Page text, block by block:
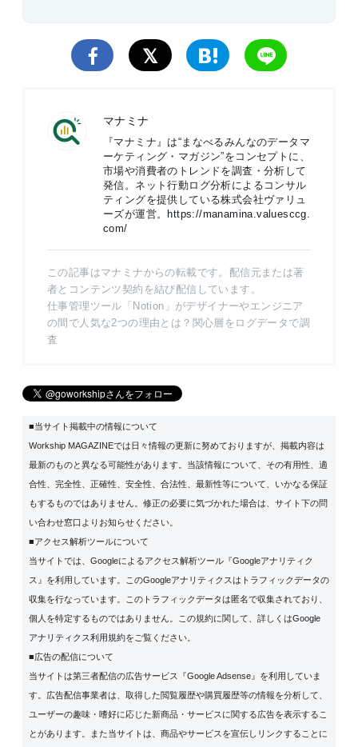
マナミナ
『マナミナ』は“まなべるみんなのデータマ
ーケティング・マガジン”をコンセプトに、
市場や消費者のトレンドを調査・分析して
発信。ネット行動ログ分析によるコンサル
ティングを提供している株式会社ヴァリュ
ーズが運営。 https://manamina.valuesccg.
com/
この記事はマナミナからの転載です。配信元または著
者とコンテンツ契約を結び配信しています。
仕事管理ツール「Notion」がデザイナーやエンジニア
の間で人気な2つの理由とは？関心層をログデータで調
査
■当サイト掲載中の情報について
Workship MAGAZINEでは日々情報の更新に努めておりますが、掲載内容は
最新のものと異なる可能性があります。当該情報について、その有用性、適
合性、完全性、正確性、安全性、合法性、最新性等について、いかなる保証
もするものではありません。修正の必要に気づかれた場合は、サイト下の問
い合わせ窓口よりお知らせください。
■アクセス解析ツールについて
当サイトでは、Googleによるアクセス解析ツール『Googleアナリティク
ス』を利用しています。このGoogleアナリティクスはトラフィックデータの
収集を行なっています。このトラフィックデータは匿名で収集されており、
個人を特定するものではありません。この規約に関して、詳しくはGoogle
アナリティクス利用規約をご覧ください。
■広告の配信について
当サイトは第三者配信の広告サービス『Google Adsense』を利用していま
す。広告配信事業者は、取得した閲覧履歴や購買履歴等の情報を分析して、
ユーザーの趣味・嗜好に応じた新商品・サービスに関する広告を表示するこ
とがあります。また当サイトは、商品やサービスを宣伝しリンクすることに